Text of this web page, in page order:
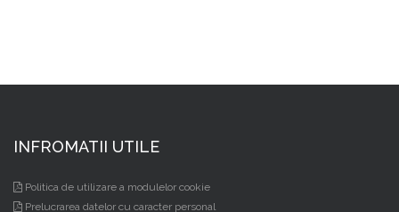
INFROMATII UTILE
Politica de utilizare a modulelor cookie
Prelucrarea datelor cu caracter personal